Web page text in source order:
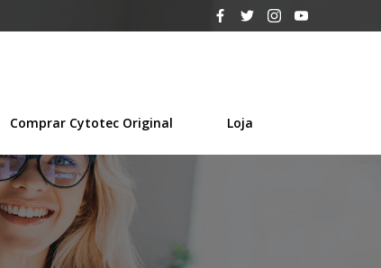
Comprar Cytotec Original Loja